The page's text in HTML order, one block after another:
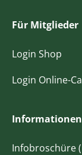
Für Mitglieder
Login Shop
Login Online-
Informationen
Infobroschüre